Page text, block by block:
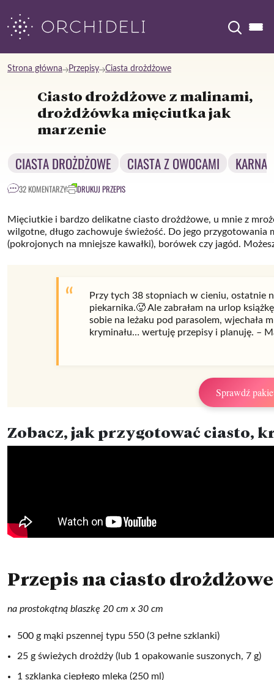
content
Strona główna Przepisy Ciasta drożdżowe
Ciasto drożdżowe z malinami,
drożdżówka mięciutka jak
marzenie
CIASTA DROŻDŻOWE CIASTA Z OWOCAMI
32 KOMENTARZY DRUKUJ PRZEPIS
Mięciutkie i bardzo delikatne ciasto drożdżowe, u mnie z
wilgotne, długo zachowuje świeżość. Do jego przygotowania
(pokrojonych na mniejsze kawałki), borówek czy jagód.
Przy tych 38 stopniach w cieniu, ostatnie
piekarnika.🥵 Ale zabrałam na urlop
sobie na leżaku pod parasolem, wjechała
kryminału… wertuję przepisy i planuję. –
Sprawdź
Zobacz, jak przygotować ciasto,
Przepis na ciasto
na prostokątną blaszkę 20 cm x 30 cm
500 g mąki pszennej typu 550 (3 pełne szklanki)
25 g świeżych drożdży (lub 1 opakowanie suszonych, 7 g)
1 szklanka ciepłego mleka (250 ml)